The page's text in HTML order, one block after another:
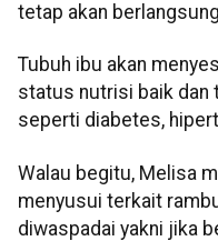
tetap akan
Tubuh ibu akan
status nutrisi baik dan
seperti diabetes,
Walau begitu, Melisa
menyusui terkait
diwaspadai yakni jika